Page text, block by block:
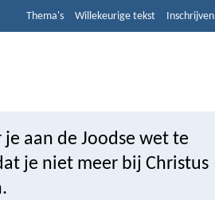
Thema's Willekeurige tekst Inschrijven
aan de Joodse wet te
je niet meer bij Christus